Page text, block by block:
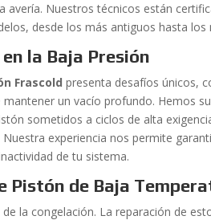
avería. Nuestros técnicos están
desde los más antiguos hasta los
la Baja Presión
Frascold presenta desafíos únicos,
un vacío profundo. Hemos
sometidos a ciclos de alta
experiencia nos permite
de tu sistema.
Pistón de Baja
la congelación. La reparación de